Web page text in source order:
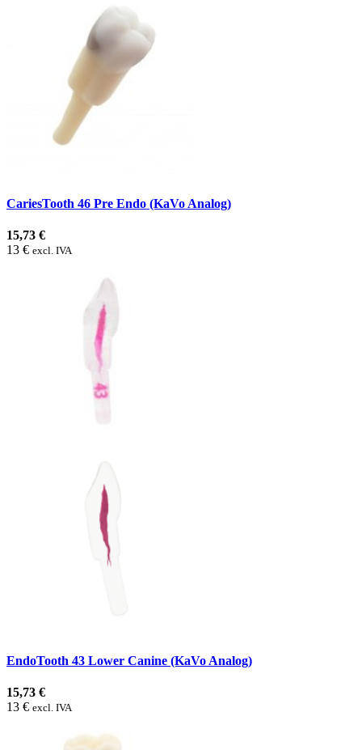
CariesTooth 46 Pre Endo (KaVo Analog)
15,73 €
13 € excl. IVA
EndoTooth 43 Lower Canine (KaVo Analog)
15,73 €
13 € excl. IVA